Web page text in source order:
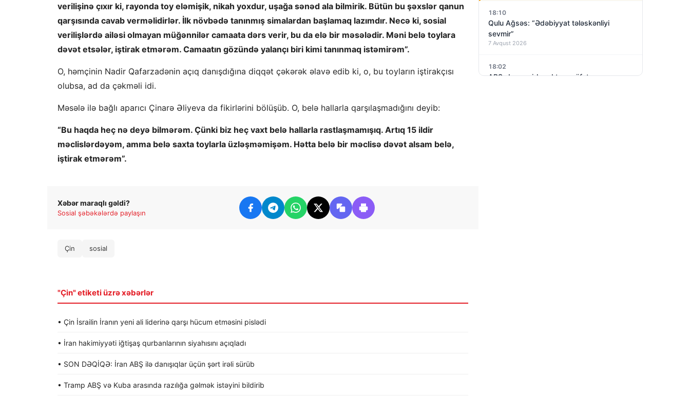
verilişinə çıxır ki, rayonda toy eləmişik, nikah yoxdur, uşağa sənəd ala bilmirik. Bütün bu şəxslər qanun
qarşısında cavab verməlidirlər. İlk növbədə tanınmış simalardan başlamaq lazımdır. Necə ki, sosial
verilişlərdə ailəsi olmayan müğənnilər camaata dərs verir, bu da elə bir məsələdir. Məni belə toylara
dəvət etsələr, iştirak etmərəm. Camaatın gözündə yalançı biri kimi tanınmaq istəmirəm”.
O, həmçinin Nadir Qafarzadənin açıq danışdığına diqqət çəkərək əlavə edib ki, o, bu toyların iştirakçısı
olubsa, ad da çəkməli idi.
Məsələ ilə bağlı aparıcı Çinarə Əliyeva da fikirlərini bölüşüb. O, belə hallarla qarşılaşmadığını deyib:
“Bu haqda heç nə deyə bilmərəm. Çünki biz heç vaxt belə hallarla rastlaşmamışıq. Artıq 15 ildir
məclislərdəyəm, amma belə saxta toylarla üzləşməmişəm. Hətta belə bir məclisə dəvət alsam belə,
iştirak etmərəm”.
Xəbər maraqlı gəldi?
Sosial şəbəkələrdə paylaşın
Çin sosial
"Çin" etiketi üzrə xəbərlər
• Çin İsrailin İranın yeni ali liderinə qarşı hücum etməsini pislədi
• İran hakimiyyəti iğtişaş qurbanlarının siyahısını açıqladı
• SON DƏQİQƏ: İran ABŞ ilə danışıqlar üçün şərt irəli sürüb
• Tramp ABŞ və Kuba arasında razılığa gəlmək istəyini bildirib
18:10
Qulu Ağsəs: “Ədəbiyyat tələskənliyi
sevmir”
7 Avqust 2026
18:02
ABŞ-da qeyri-kənd təsərrüfatı